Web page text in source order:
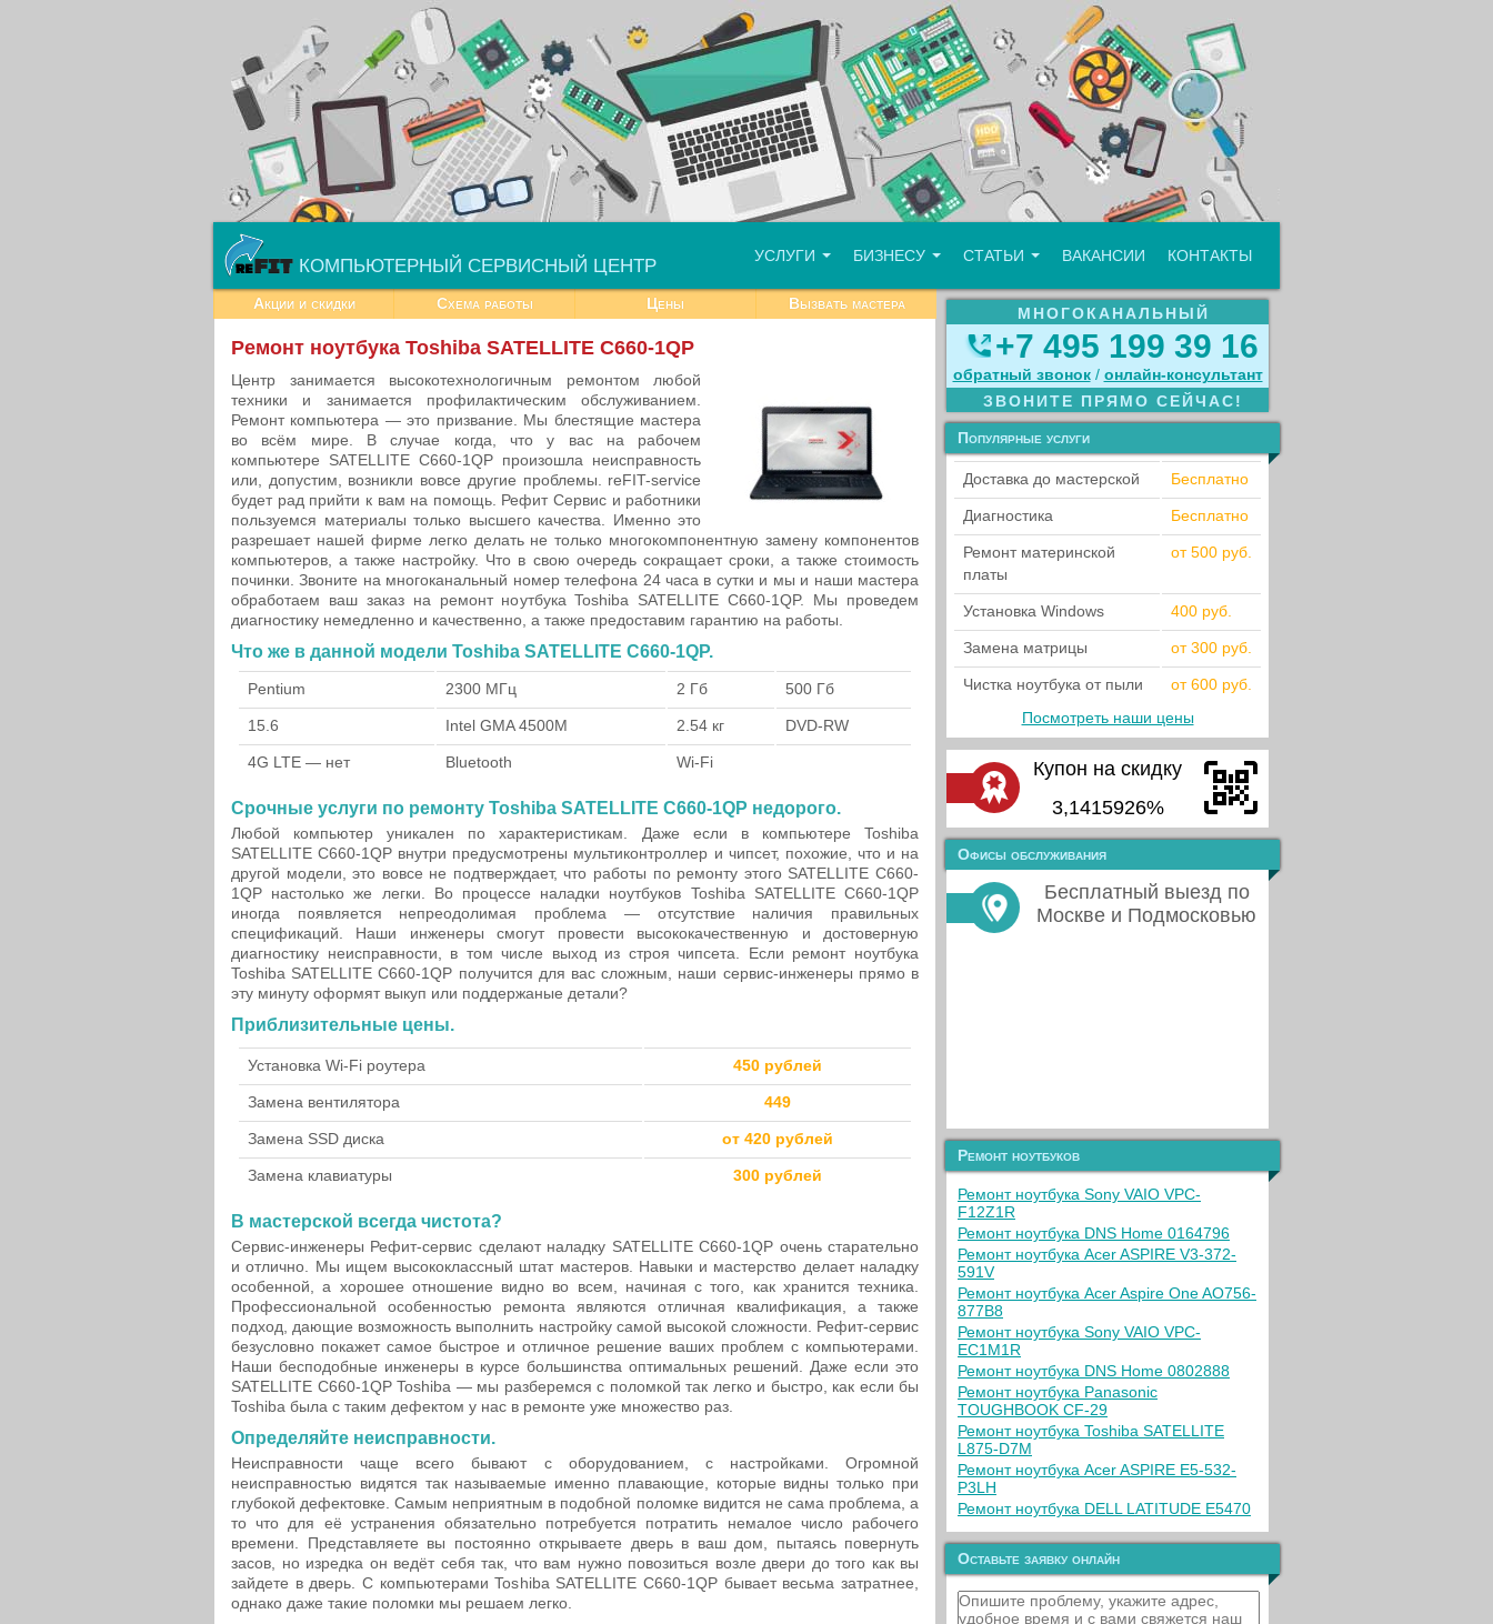
КОМПЬЮТЕРНЫЙ СЕРВИСНЫЙ ЦЕНТР УСЛУГИ БИЗНЕСУ СТАТЬИ ВАКАНСИИ КОНТАКТЫ
Акции и скидки Схема работы Цены Вызвать мастера
Ремонт ноутбука Toshiba SATELLITE C660-1QP
Центр занимается высокотехнологичным ремонтом любой
техники и занимается профилактическим обслуживанием.
Ремонт компьютера — это призвание. Мы блестящие мастера
во всём мире. В случае когда, что у вас на рабочем
компьютере SATELLITE C660-1QP произошла неисправность
или, допустим, возникли вовсе другие проблемы. reFIT-service
будет рад прийти к вам на помощь. Рефит Сервис и работники
пользуемся материалы только высшего качества. Именно это
разрешает нашей фирме легко делать не только многокомпонентную замену компонентов
компьютеров, а также настройку. Что в свою очередь сокращает сроки, а также стоимость
починки. Звоните на многоканальный номер телефона 24 часа в сутки и мы и наши мастера
обработаем ваш заказ на ремонт ноутбука Toshiba SATELLITE C660-1QP. Мы проведем
диагностику немедленно и качественно, а также предоставим гарантию на работы.
Что же в данной модели Toshiba SATELLITE C660-1QP.
Pentium 2300 МГц 2 Гб 500 Гб
15.6 Intel GMA 4500M 2.54 кг DVD-RW
4G LTE — нет Bluetooth Wi-Fi
Срочные услуги по ремонту Toshiba SATELLITE C660-1QP недорого.
Любой компьютер уникален по характеристикам. Даже если в компьютере Toshiba
SATELLITE C660-1QP внутри предусмотрены мультиконтроллер и чипсет, похожие, что и на
другой модели, это вовсе не подтверждает, что работы по ремонту этого SATELLITE C660-
1QP настолько же легки. Во процессе наладки ноутбуков Toshiba SATELLITE C660-1QP
иногда появляется непреодолимая проблема — отсутствие наличия правильных
спецификаций. Наши инженеры смогут провести высококачественную и достоверную
диагностику неисправности, в том числе выход из строя чипсета. Если ремонт ноутбука
Toshiba SATELLITE C660-1QP получится для вас сложным, наши сервис-инженеры прямо в
эту минуту оформят выкуп или поддержаные детали?
Приблизительные цены.
Установка Wi-Fi роутера 450 рублей
Замена вентилятора 449
Замена SSD диска от 420 рублей
Замена клавиатуры 300 рублей
В мастерской всегда чистота?
Сервис-инженеры Рефит-сервис сделают наладку SATELLITE C660-1QP очень старательно
и отлично. Мы ищем высококлассный штат мастеров. Навыки и мастерство делает наладку
особенной, а хорошее отношение видно во всем, начиная с того, как хранится техника.
Профессиональной особенностью ремонта являются отличная квалификация, а также
подход, дающие возможность выполнить настройку самой высокой сложности. Рефит-сервис
безусловно покажет самое быстрое и отличное решение ваших проблем с компьютерами.
Наши бесподобные инженеры в курсе большинства оптимальных решений. Даже если это
SATELLITE C660-1QP Toshiba — мы разберемся с поломкой так легко и быстро, как если бы
Toshiba была с таким дефектом у нас в ремонте уже множество раз.
Определяйте неисправности.
Неисправности чаще всего бывают с оборудованием, с настройками. Огромной
неисправностью видятся так называемые именно плавающие, которые видны только при
глубокой дефектовке. Самым неприятным в подобной поломке видится не сама проблема, а
то что для её устранения обязательно потребуется потратить немалое число рабочего
времени. Представляете вы постоянно открываете дверь в ваш дом, пытаясь повернуть
засов, но изредка он ведёт себя так, что вам нужно повозиться возле двери до того как вы
зайдете в дверь. С компьютерами Toshiba SATELLITE C660-1QP бывает весьма затратнее,
однако даже такие поломки мы решаем легко.
МНОГОКАНАЛЬНЫЙ
+7 495 199 39 16
обратный звонок / онлайн‑консультант
ЗВОНИТЕ ПРЯМО СЕЙЧАС!
Популярные услуги
Доставка до мастерской Бесплатно
Диагностика Бесплатно
Ремонт материнской
платы
от 500 руб.
Установка Windows 400 руб.
Замена матрицы от 300 руб.
Чистка ноутбука от пыли
от 600 руб.
Посмотреть наши цены
Купон на скидку
3,1415926%
Офисы обслуживания
Бесплатный выезд по
Москве и Подмосковью
Ремонт ноутбуков
Ремонт ноутбука Sony VAIO VPC-
F12Z1R
Ремонт ноутбука DNS Home 0164796
Ремонт ноутбука Acer ASPIRE V3-372-
591V
Ремонт ноутбука Acer Aspire One AO756-
877B8
Ремонт ноутбука Sony VAIO VPC-
EC1M1R
Ремонт ноутбука DNS Home 0802888
Ремонт ноутбука Panasonic
TOUGHBOOK CF-29
Ремонт ноутбука Toshiba SATELLITE
L875-D7M
Ремонт ноутбука Acer ASPIRE E5-532-
P3LH
Ремонт ноутбука DELL LATITUDE E5470
Оставьте заявку онлайн